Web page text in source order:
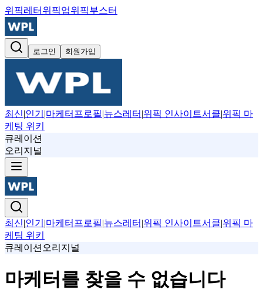
위픽레터 위픽업위픽부스터
로그인 회원가입
최신|인기 |마케터프로필|뉴스레터 |위픽 인사이트서클|위픽 마
케팅 위키
큐레이션
오리지널
최신|인기 |마케터프로필|뉴스레터 |위픽 인사이트서클|위픽 마
케팅 위키
큐레이션 오리지널
마케터를 찾을 수 없습니다